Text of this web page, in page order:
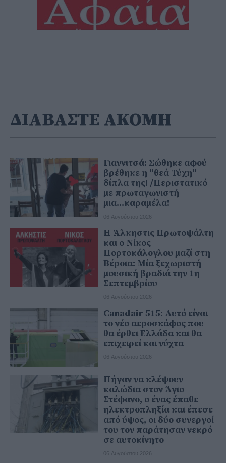
ΔΙΑΒΑΣΤΕ ΑΚΟΜΗ
Γιαννιτσά: Σώθηκε αφού
βρέθηκε η "θεά Τύχη"
δίπλα της! /Περιστατικό
με πρωταγωνιστή
μια...καραμέλα!
06 Αυγούστου 2026
Η Άλκηστις Πρωτοψάλτη
και ο Νίκος
Πορτοκάλογλου μαζί στη
Βέροια: Μία ξεχωριστή
μουσική βραδιά την 1η
Σεπτεμβρίου
06 Αυγούστου 2026
Canadair 515: Αυτό είναι
το νέο αεροσκάφος που
θα έρθει Ελλάδα και θα
επιχειρεί και νύχτα
06 Αυγούστου 2026
Πήγαν να κλέψουν
καλώδια στον Άγιο
Στέφανο, ο ένας έπαθε
ηλεκτροπληξία και έπεσε
από ύψος, οι δύο συνεργοί
του τον παράτησαν νεκρό
σε αυτοκίνητο
06 Αυγούστου 2026